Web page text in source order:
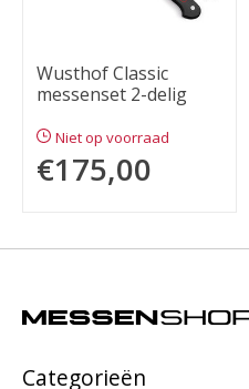
Wusthof Classic
messenset 2-delig
Niet op voorraad
€175,00
Categorieën